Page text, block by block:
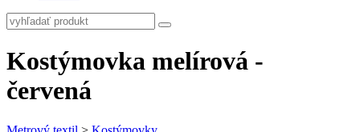
Kostýmovka melírová -
červená